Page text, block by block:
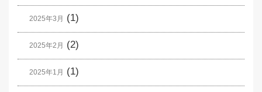
2025年3月 (1)
2025年2月 (2)
2025年1月 (1)